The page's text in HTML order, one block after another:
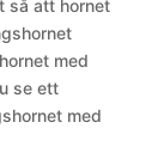
så att hornet
med
se ett
med